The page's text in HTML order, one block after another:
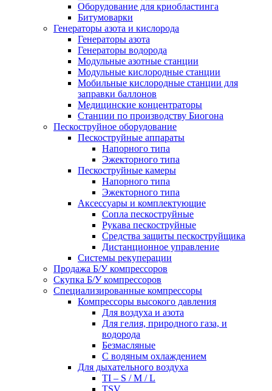
Оборудование для криобластинга
Битумоварки
Генераторы азота и кислорода
Генераторы азота
Генераторы водорода
Модульные азотные станции
Модульные кислородные станции
Мобильные кислородные станции для
заправки баллонов
Медицинские концентраторы
Станции по производству Биогона
Пескоструйное оборудование
Пескоструйные аппараты
Напорного типа
Эжекторного типа
Пескоструйные камеры
Напорного типа
Эжекторного типа
Аксессуары и комплектующие
Сопла пескоструйные
Рукава пескоструйные
Средства защиты пескоструйщика
Дистанционное управление
Системы рекуперации
Продажа Б/У компрессоров
Скупка Б/У компрессоров
Специализированные компрессоры
Компрессоры высокого давления
Для воздуха и азота
Для гелия, природного газа, и
водорода
Безмасляные
С водяным охлаждением
Для дыхательного воздуха
TI – S / M / L
TSV